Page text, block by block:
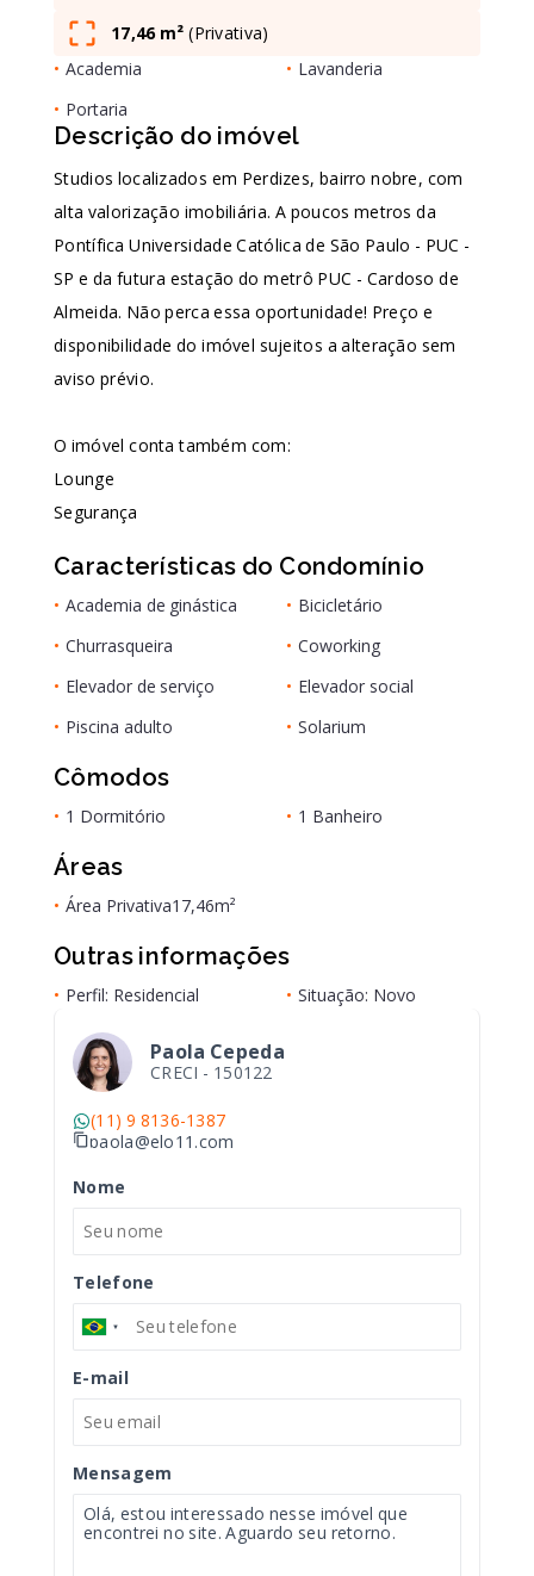
17,46 m² (Privativa)
• Academia • Lavanderia
• Portaria
Descrição do imóvel
Studios localizados em Perdizes, bairro nobre, com
alta valorização imobiliária. A poucos metros da
Pontífica Universidade Católica de São Paulo - PUC -
SP e da futura estação do metrô PUC - Cardoso de
Almeida. Não perca essa oportunidade! Preço e
disponibilidade do imóvel sujeitos a alteração sem
aviso prévio.
O imóvel conta também com:
Lounge
Segurança
Características do Condomínio
• Academia de ginástica • Bicicletário
• Churrasqueira • Coworking
• Elevador de serviço • Elevador social
• Piscina adulto • Solarium
Cômodos
• 1 Dormitório • 1 Banheiro
Áreas
• Área Privativa17,46m²
Outras informações
• Perfil: Residencial • Situação: Novo
Paola Cepeda
CRECI - 150122
(11) 9 8136-1387
paola@elo11.com
Nome
Telefone
E-mail
Mensagem